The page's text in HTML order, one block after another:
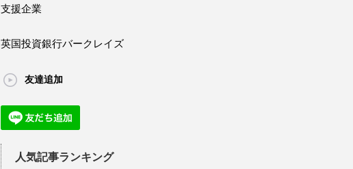
支援企業
英国投資銀行バークレイズ
友達追加
人気記事ランキング